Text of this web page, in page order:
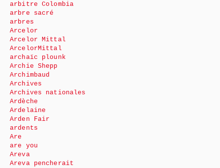
arbitre Colombia
arbre sacré
arbres
Arcelor
Arcelor Mittal
ArcelorMittal
archaïc plounk
Archie Shepp
Archimbaud
Archives
Archives nationales
Ardèche
Ardelaine
Arden Fair
ardents
Are
are you
Areva
Areva pencherait